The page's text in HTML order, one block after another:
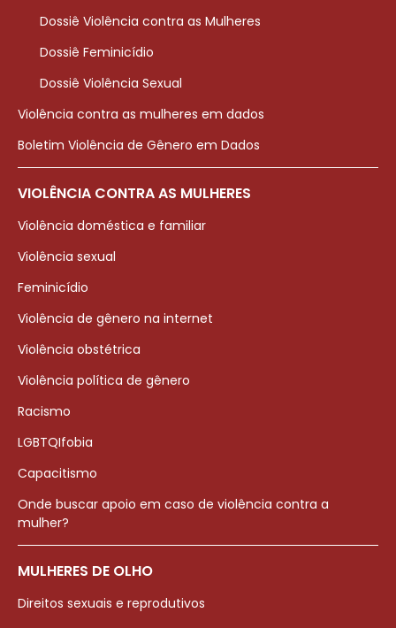
Dossiê Violência contra as Mulheres
Dossiê Feminicídio
Dossiê Violência Sexual
Violência contra as mulheres em dados
Boletim Violência de Gênero em Dados
VIOLÊNCIA CONTRA AS MULHERES
Violência doméstica e familiar
Violência sexual
Feminicídio
Violência de gênero na internet
Violência obstétrica
Violência política de gênero
Racismo
LGBTQIfobia
Capacitismo
Onde buscar apoio em caso de violência contra a
mulher?
MULHERES DE OLHO
Direitos sexuais e reprodutivos